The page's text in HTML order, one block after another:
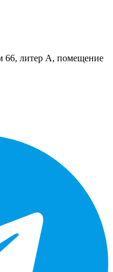
66, литер А, помещение